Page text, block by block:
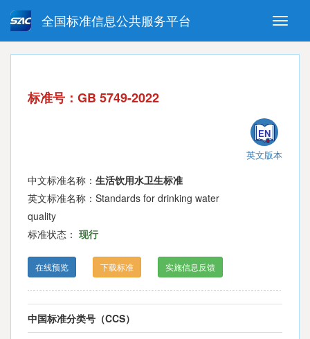
Toggle
全国标准信息公共服务平台
强制性国家标准 推荐性国家标准
指导性技术文件
标准号：GB 5749-2022
EN
英文版本
中文标准名称： 生活饮用水卫生标准
英文标准名称：Standards for drinking water
quality
标准状态： 现行
在线预览 下载标准 实施信息反馈
中国标准分类号（CCS）